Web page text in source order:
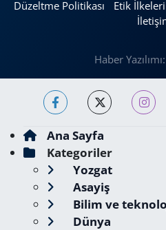
Düzeltme Politikası
Etik İlkeleri
Haber Yazılımı:
Ana Sayfa
Kategoriler
Yozgat
Asayiş
Bilim ve
Dünya